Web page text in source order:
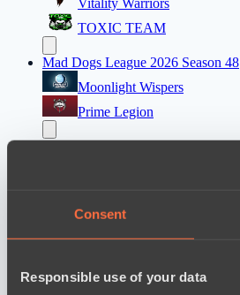
Consent
Responsible use of your data
Vitality Warriors
TOXIC TEAM
Mad Dogs League 2026 Season 48
Moonlight Wispers
Prime Legion
Project Achilles